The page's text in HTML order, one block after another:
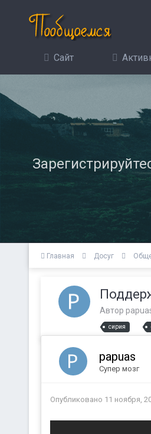
Сайт
Главная Досуг
Автор
сирия
papuas
Супер мозг
Опубликовано 11 ноября,